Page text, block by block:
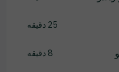
25 دقیقه
8 دقیقه